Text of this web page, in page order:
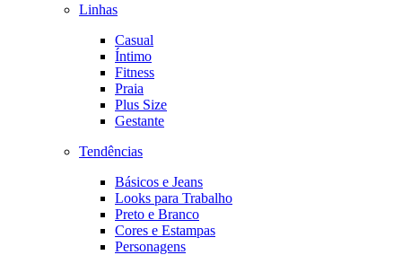
Linhas
Casual
Íntimo
Fitness
Praia
Plus Size
Gestante
Tendências
Básicos e Jeans
Looks para Trabalho
Preto e Branco
Cores e Estampas
Personagens